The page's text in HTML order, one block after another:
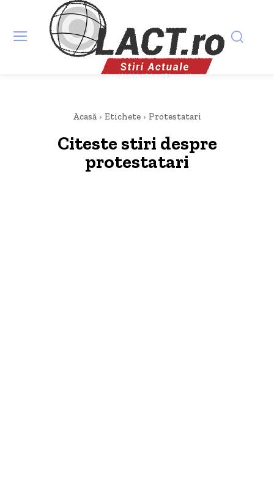
Acasă Etichete Protestatari
Citeste stiri despre
protestatari